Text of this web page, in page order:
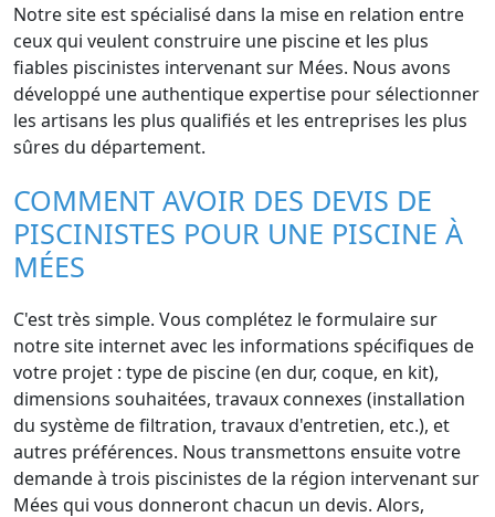
Notre site est spécialisé dans la mise en relation entre
ceux qui veulent construire une piscine et les plus
fiables piscinistes intervenant sur Mées. Nous avons
développé une authentique expertise pour sélectionner
les artisans les plus qualifiés et les entreprises les plus
sûres du département.
COMMENT AVOIR DES DEVIS DE
PISCINISTES POUR UNE PISCINE À
MÉES
C'est très simple. Vous complétez le formulaire sur
notre site internet avec les informations spécifiques de
votre projet : type de piscine (en dur, coque, en kit),
dimensions souhaitées, travaux connexes (installation
du système de filtration, travaux d'entretien, etc.), et
autres préférences. Nous transmettons ensuite votre
demande à trois piscinistes de la région intervenant sur
Mées qui vous donneront chacun un devis. Alors,